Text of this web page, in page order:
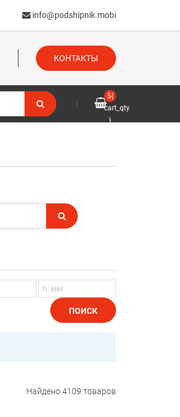
info@podshipnik.mobi
КОНТАКТЫ
${
cart_qty
}
ПОИСК
Найдено4109 товаров